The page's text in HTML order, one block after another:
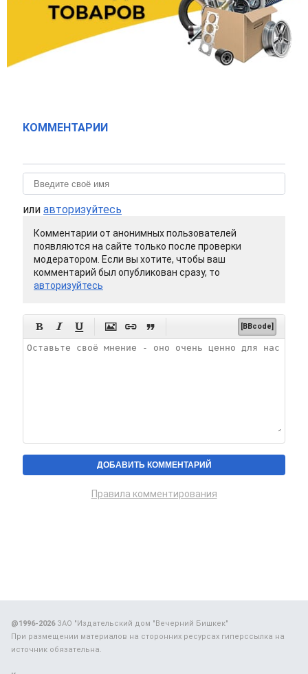
КОММЕНТАРИИ
или авторизуйтесь
Комментарии от анонимных пользователей
появляются на сайте только после проверки
модератором. Если вы хотите, чтобы ваш
комментарий был опубликован сразу, то
авторизуйтесь
      [BBcode]
Правила комментирования
@1996-2026ЗАО "Издательский дом "Вечерний Бишкек"
При размещении материалов на сторонних ресурсах гиперссылка на
источник обязательна.